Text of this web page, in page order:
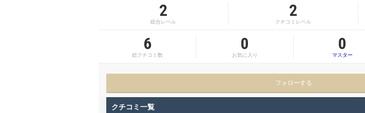
2
総合レベル
2
クチコミレベル
6
総クチコミ数
0
お気に入り
0
マスター
フォローする
クチコミ一覧